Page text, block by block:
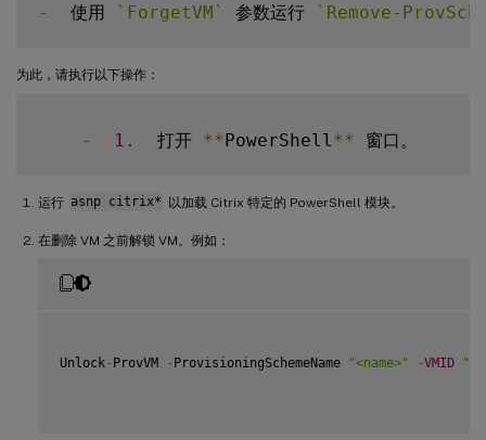
-
  使用
` ForgetVM` 参数运行 ` Remove-
为此，请执行以下操作：
- 1.
  打开
**PowerShell **
运行 asnp citrix* 以加载 Citrix 特定的 PowerShell 模块。
在删除 VM 之前解锁 VM。例如：
Unlock- ProvVM - ProvisioningSchemeName "<name>" -VMID